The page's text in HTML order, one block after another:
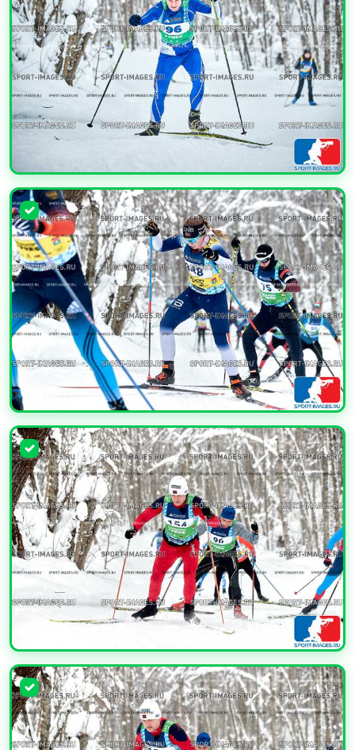
УВЕЛИЧИТЬ
УВЕЛИЧИТЬ
УВЕЛИЧИТЬ